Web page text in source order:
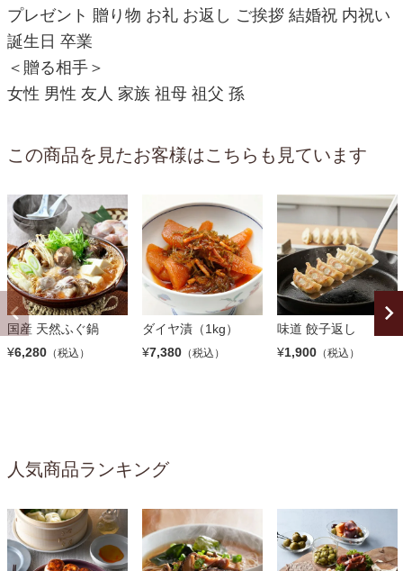
プレゼント 贈り物 お礼 お返し ご挨拶 結婚祝 内祝い
誕生日 卒業
＜贈る相手＞
女性 男性 友人 家族 祖母 祖父 孫
この商品を見たお客様はこちらも見ています
国産 天然ふぐ鍋
¥6,280 （税込）
ダイヤ漬（1kg）
¥7,380 （税込）
味道 餃子返し
¥1,900 （税込）
人気商品ランキング